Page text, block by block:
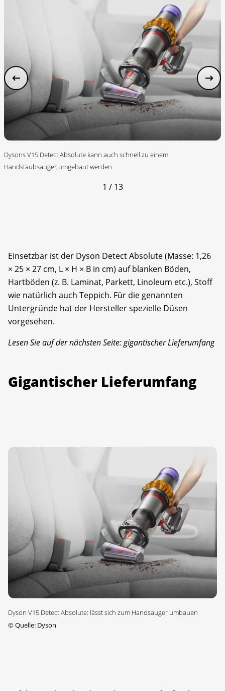
Dysons V15 Detect Absolute kann auch schnell zu einem
Handstaubsauger umgebaut werden
1 / 13
Einsetzbar ist der Dyson Detect Absolute (Masse: 1,26
× 25 × 27 cm, L × H × B in cm) auf blanken Böden,
Hartböden (z. B. Laminat, Parkett, Linoleum etc.), Stoff
wie natürlich auch Teppich. Für die genannten
Untergründe hat der Hersteller spezielle Düsen
vorgesehen.
Lesen Sie auf der nächsten Seite: gigantischer Lieferumfang
Gigantischer Lieferumfang
Dyson V15 Detect Absolute: lässt sich zum Handsauger umbauen
©Quelle: Dyson